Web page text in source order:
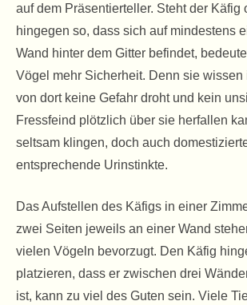
auf dem Präsentierteller. Steht der Käfig
hingegen so, dass sich auf mindestens
Wand hinter dem Gitter befindet,
Vögel mehr Sicherheit. Denn sie wissen
von dort keine Gefahr droht und kein
Fressfeind plötzlich über sie herfallen
seltsam klingen, doch auch
entsprechende Urinstinkte.
Das Aufstellen des Käfigs in einer
zwei Seiten jeweils an einer Wand
vielen Vögeln bevorzugt. Den Käfig
platzieren, dass er zwischen drei
ist, kann zu viel des Guten sein. Viele